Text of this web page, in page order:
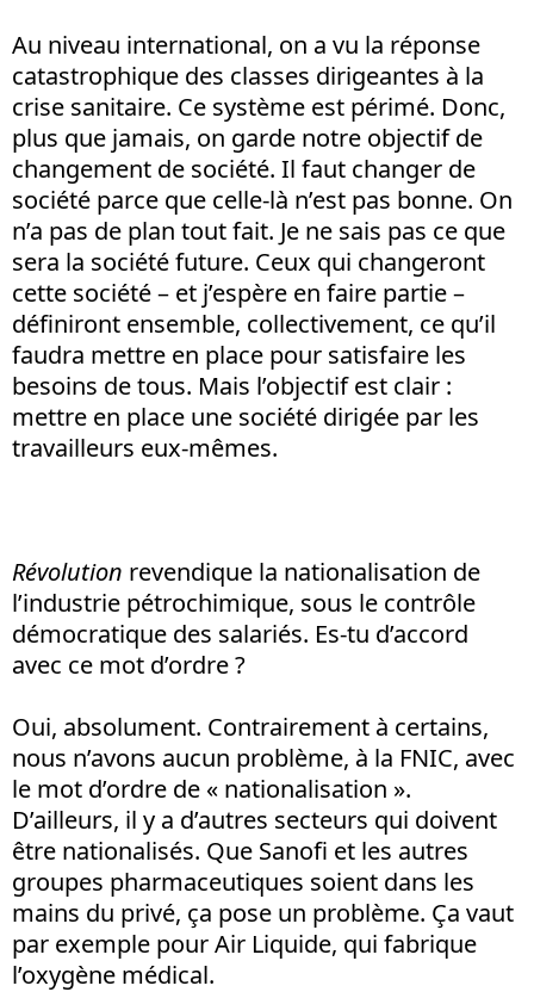
Au niveau international, on a vu la réponse
catastrophique des classes dirigeantes à la
crise sanitaire. Ce système est périmé. Donc,
plus que jamais, on garde notre objectif de
changement de société. Il faut changer de
société parce que celle-là n’est pas bonne. On
n’a pas de plan tout fait. Je ne sais pas ce que
sera la société future. Ceux qui changeront
cette société – et j’espère en faire partie –
définiront ensemble, collectivement, ce qu’il
faudra mettre en place pour satisfaire les
besoins de tous. Mais l’objectif est clair :
mettre en place une société dirigée par les
travailleurs eux-mêmes.
Révolution revendique la nationalisation de
l’industrie pétrochimique, sous le contrôle
démocratique des salariés. Es-tu d’accord
avec ce mot d’ordre ?
Oui, absolument. Contrairement à certains,
nous n’avons aucun problème, à la FNIC, avec
le mot d’ordre de « nationalisation ».
D’ailleurs, il y a d’autres secteurs qui doivent
être nationalisés. Que Sanofi et les autres
groupes pharmaceutiques soient dans les
mains du privé, ça pose un problème. Ça vaut
par exemple pour Air Liquide, qui fabrique
l’oxygène médical.